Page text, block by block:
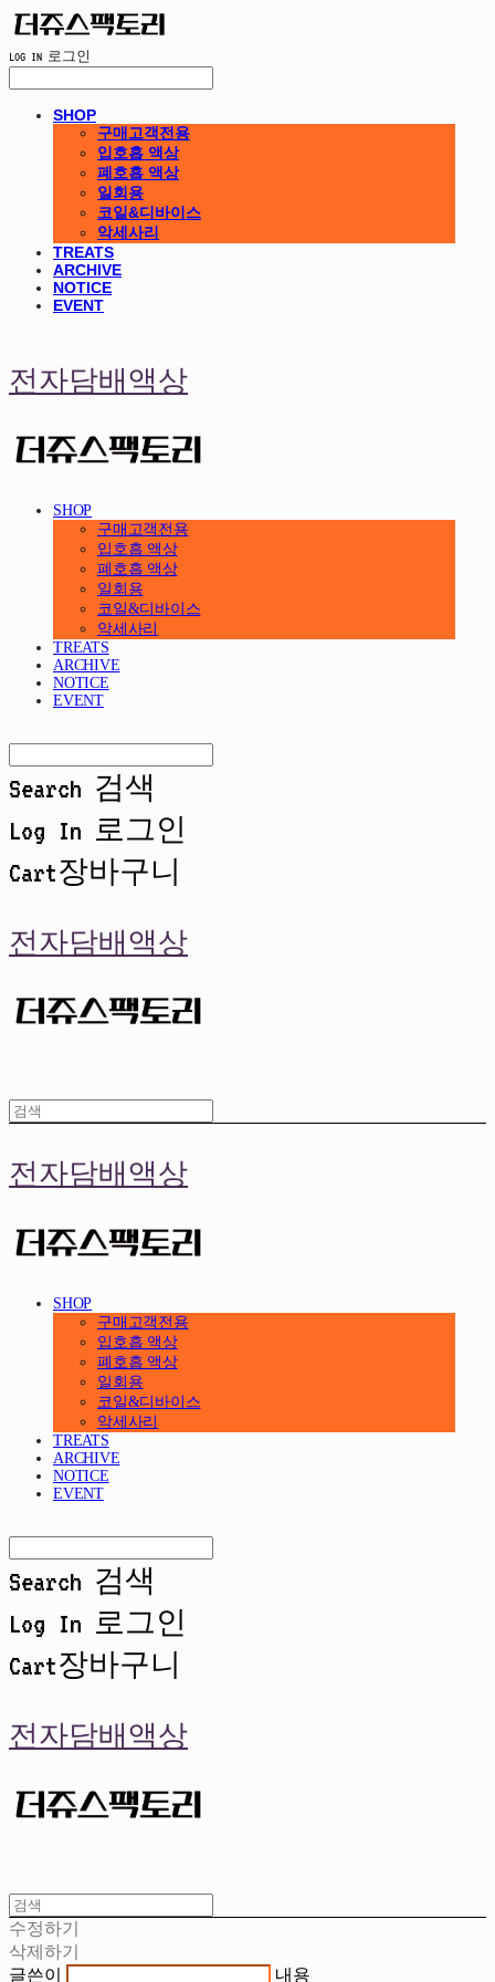
LOG IN 로그인
SHOP
구매고객전용
입호흡 액상
폐호흡 액상
일회용
코일&디바이스
악세사리
TREATS
ARCHIVE
NOTICE
EVENT
전자담배액상
SHOP
구매고객전용
입호흡 액상
폐호흡 액상
일회용
코일&디바이스
악세사리
TREATS
ARCHIVE
NOTICE
EVENT
Search 검색
Log In 로그인
Cart장바구니
전자담배액상
전자담배액상
SHOP
구매고객전용
입호흡 액상
폐호흡 액상
일회용
코일&디바이스
악세사리
TREATS
ARCHIVE
NOTICE
EVENT
Search 검색
Log In 로그인
Cart장바구니
전자담배액상
수정하기
삭제하기
글쓴이
내용